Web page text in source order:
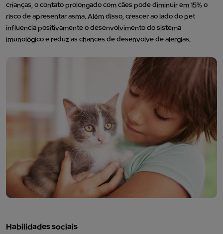
crianças, o contato prolongado com cães pode diminuir em 15% o
risco de apresentar asma. Além disso, crescer ao lado do pet
influencia positivamente o desenvolvimento do sistema
imunológico e reduz as chances de desenvolve de alergias.
Habilidades sociais